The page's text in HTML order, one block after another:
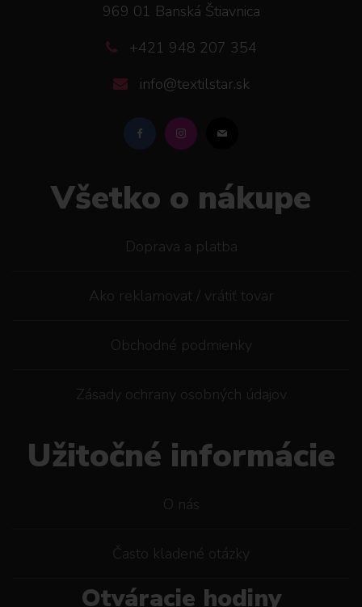
969 01 Banská Štiavnica
+421 948 207 354
info@textilstar.sk
Všetko o nákupe
Doprava a platba
Ako reklamovat / vrátiť tovar
Obchodné podmienky
Zásady ochrany osobných údajov
Užitočné informácie
O nás
Často kladené otázky
Otváracie hodiny